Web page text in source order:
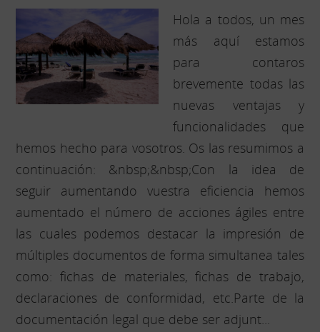
Hola a todos, un mes
más aquí estamos
para contaros
brevemente todas las
nuevas ventajas y
funcionalidades que
hemos hecho para vosotros. Os las resumimos a
continuación: &nbsp;&nbsp;Con la idea de
seguir aumentando vuestra eficiencia hemos
aumentado el número de acciones ágiles entre
las cuales podemos destacar la impresión de
múltiples documentos de forma simultanea tales
como: fichas de materiales, fichas de trabajo,
declaraciones de conformidad, etc.Parte de la
documentación legal que debe ser adjunt...